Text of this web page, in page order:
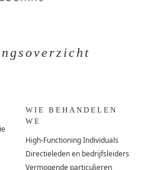
WIE BEHANDELEN
WE
High-Functioning Individuals
Directieleden en bedrijfsleiders
Vermogende particulieren